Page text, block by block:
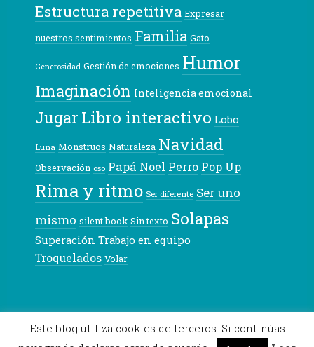
Estructura repetitiva Expresar
nuestros sentimientos Familia Gato
Generosidad Gestión de emociones Humor
Imaginación Inteligencia emocional
Jugar Libro interactivo Lobo
Luna Monstruos Naturaleza Navidad
Observación oso Papá Noel Perro Pop Up
Rima y ritmo Ser diferente Ser uno
mismo silent book Sin texto Solapas
Superación Trabajo en equipo
Troquelados Volar
© 2026 Pekeleke
Este blog utiliza cookies de terceros. Si continúas